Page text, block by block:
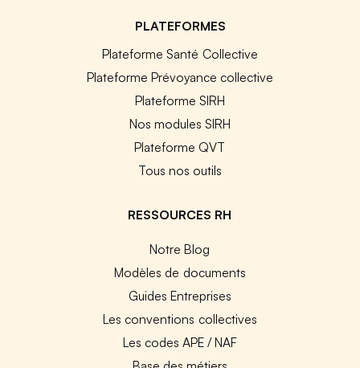
PLATEFORMES
Plateforme Santé Collective
Plateforme Prévoyance collective
Plateforme SIRH
Nos modules SIRH
Plateforme QVT
Tous nos outils
RESSOURCES RH
Notre Blog
Modèles de documents
Guides Entreprises
Les conventions collectives
Les codes APE / NAF